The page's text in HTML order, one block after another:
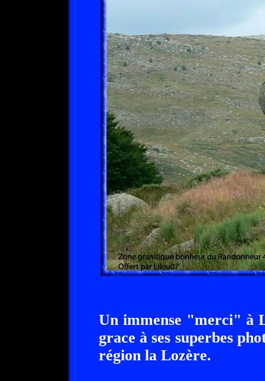
Un immense "merci" à
grace à ses superbes
région la Lozère.